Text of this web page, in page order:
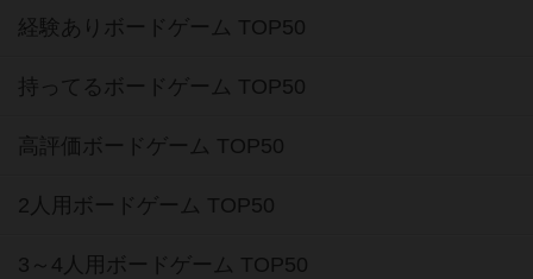
経験ありボードゲーム TOP50
持ってるボードゲーム TOP50
高評価ボードゲーム TOP50
2人用ボードゲーム TOP50
3～4人用ボードゲーム TOP50